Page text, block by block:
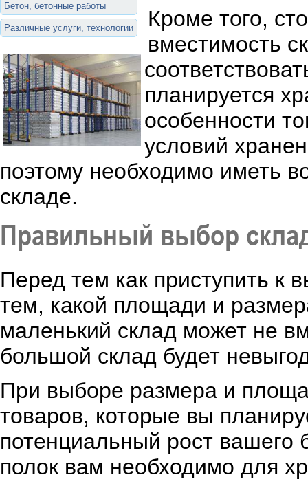
Бетон, бетонные работы
Различные услуги, технологии
Кроме того,
вместимость
планируется
особенности
условий
поэтому необходимо иметь
складе.
Правильный выбор
Перед тем как приступить к
тем, какой площади и
маленький склад может не
большой склад будет
При выборе размера и
товаров, которые вы
потенциальный рост вашего
полок вам необходимо для